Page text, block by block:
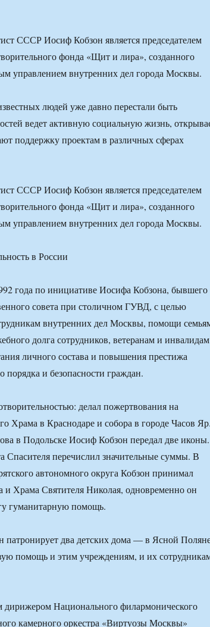
СССР Иосиф Кобзон является председателем
фонда «Щит и лира», созданного
управлением внутренних дел города Москвы.
людей уже давно перестали быть
ведет активную социальную жизнь,
поддержку проектам в различных сферах
СССР Иосиф Кобзон является председателем
фонда «Щит и лира», созданного
управлением внутренних дел города Москвы.
года по инициативе Иосифа Кобзона, бывшего
совета при столичном ГУВД, с целью
внутренних дел Москвы, помощи
долга сотрудников, ветеранам и
личного состава и повышения престижа
и безопасности граждан.
делал пожертвования на
Храма в Краснодаре и собора в городе Часов
в Подольске Иосиф Кобзон передал две иконы.
Спасителя перечислил значительные суммы. В
автономного округа Кобзон принимал
и Храма Святителя Николая, одновременно он
гуманитарную помощь.
два детских дома — в Ясной
помощь и этим учреждениям, и их
Национального филармонического
камерного оркестра «Виртуозы Москвы»